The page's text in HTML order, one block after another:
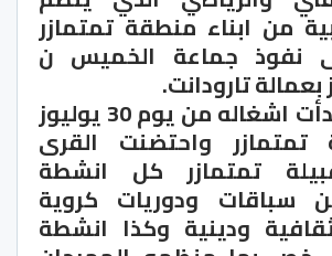
من ابناء منطقة تمتمازر
نفوذ جماعة الخميس ن
تارودانت.
المهرجان ابتدأت اشغاله من يوم 30 يوليوز
واحتضنت القرى
تمتمازر كل انشطة
سباقات ودوريات كروية
ودينية وكذا انشطة